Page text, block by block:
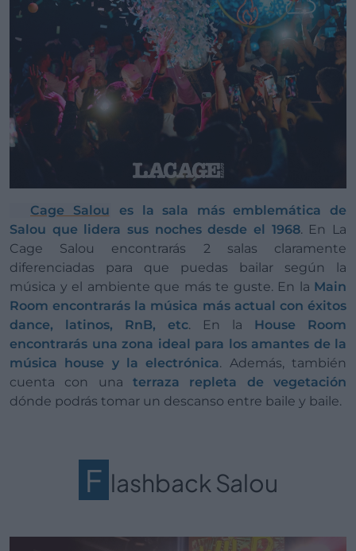
Cage Salou
es la sala más emblemática de
Salou que lidera sus noches desde el 1968. En La
Cage Salou encontrarás 2 salas claramente
diferenciadas para que puedas bailar según la
música y el ambiente que más te guste. En la Main
Room encontrarás la música más actual con éxitos
dance, latinos, RnB, etc. En la House Room
encontrarás una zona ideal para los amantes de la
música house y la electrónica. Además, también
cuenta con una terraza repleta de vegetación
dónde podrás tomar un descanso entre baile y baile.
F lashback Salou